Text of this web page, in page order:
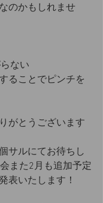
のかもしれませ
ない
ることでピンチを
がとうございます
サルにてお待ちし
また2月も追加予定
表いたします！